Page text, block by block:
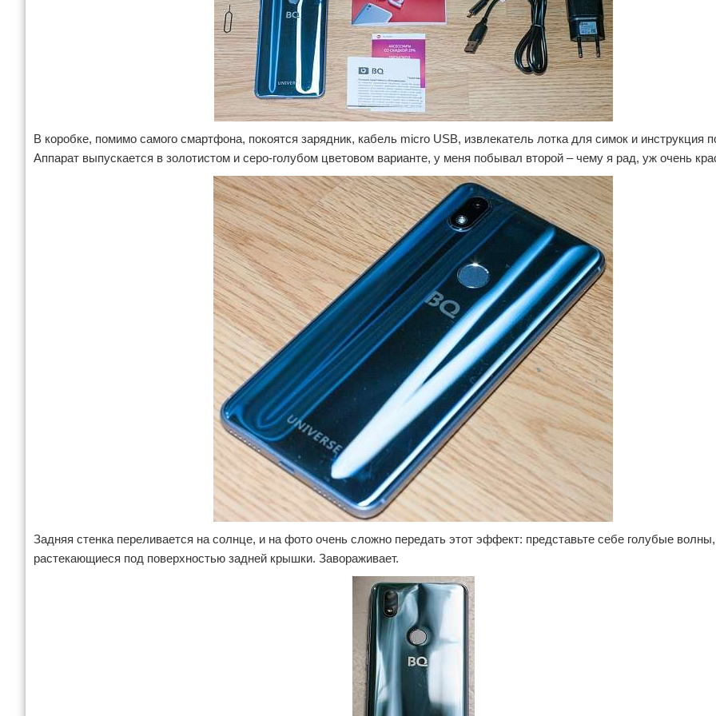
В коробке, помимо самого смартфона, покоятся зарядник, кабель micro USB, извлекатель лотка для симок и инструкция
Аппарат выпускается в золотистом и серо-голубом цветовом варианте, у меня побывал второй – чему я рад, уж очень
Задняя стенка переливается на солнце, и на фото очень сложно передать этот эффект: представьте себе голубые волны,
растекающиеся под поверхностью задней крышки. Завораживает.